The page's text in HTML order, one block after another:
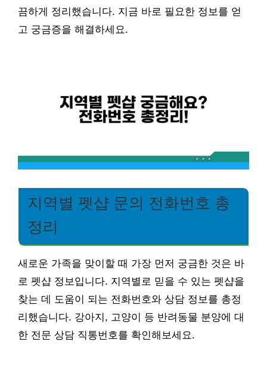
끔하게 정리했습니다. 지금 바로 필요한 정보를 얻
고 궁금증을 해결하세요.
지역별 펫샵 문의 전화번호 총
정리
새로운 가족을 맞이할 때 가장 먼저 궁금한 것은 바
로 펫샵 정보입니다. 지역별로 믿을 수 있는 펫샵을
찾는 데 도움이 되는 전화번호와 상담 정보를 총정
리했습니다. 강아지, 고양이 등 반려동물 분양에 대
한 전문 상담 직통번호를 확인해보세요.